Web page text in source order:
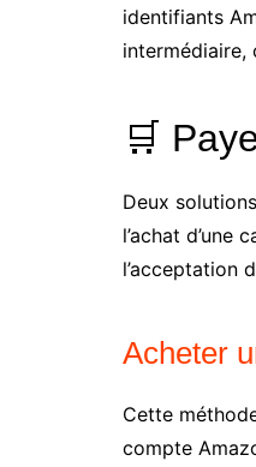
identifiants
intermédiaire,
🛒
Deux
l’achat
l’acceptation
Acheter
Cette
compte